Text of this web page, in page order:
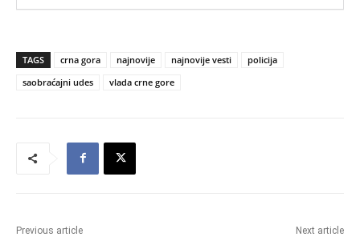
TAGS crna gora najnovije najnovije vesti
policija
saobraćajni udes
vlada crne gore
Previous article Next article